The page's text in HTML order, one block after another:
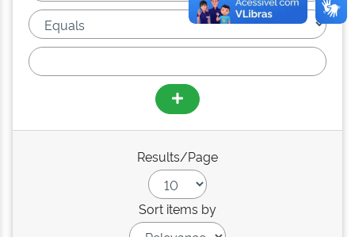
Results/Page
Sort items by